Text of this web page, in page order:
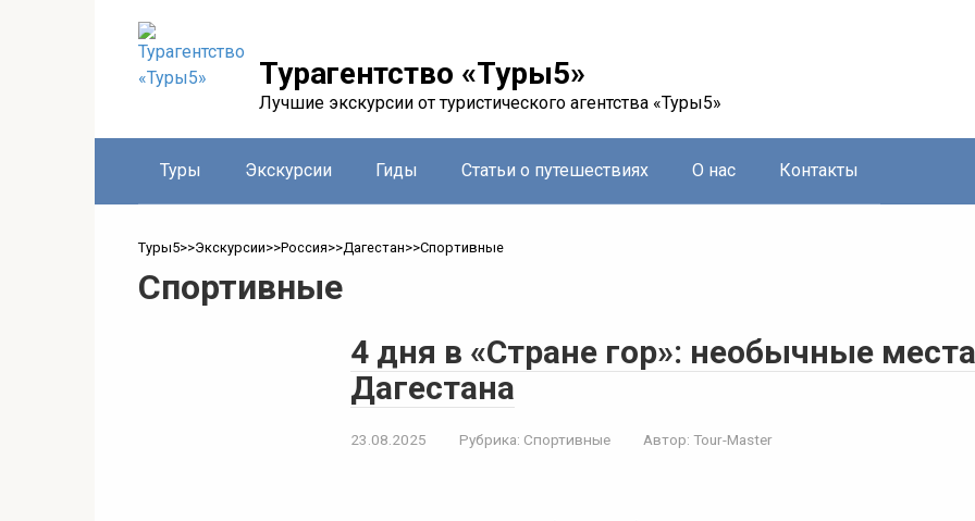
Турагентство «Туры5»
Лучшие экскурсии от туристического агентства «Туры5»
Туры Экскурсии Гиды Статьи о путешествиях О нас Контакты
Туры5>>Экскурсии>>Россия>>Дагестан>>Спортивные
Спортивные
4 дня в «Стране гор»: необычные места
Дагестана
23.08.2025 Рубрика: Спортивные Автор: Tour-Master